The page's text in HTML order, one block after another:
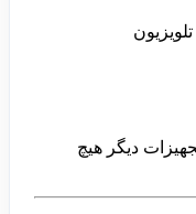
دیگر هیچ